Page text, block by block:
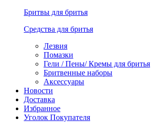
Бритвы для бритья
Средства для бритья
Лезвия
Помазки
Гели / Пены/ Кремы для бритья
Бритвенные наборы
Аксессуары
Новости
Доставка
Избранное
Уголок Покупателя